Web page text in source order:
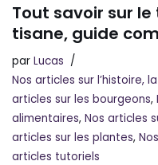
Tout savoir sur le
tisane, guide
par Lucas
Nos articles sur l’histoire,
articles sur les bourgeons,
alimentaires, Nos articles
articles sur les plantes,
articles tutoriels